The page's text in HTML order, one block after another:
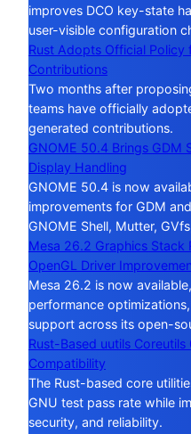
improves DCO key-state
user-visible configuration
Rust Adopts Official Policy
Contributions
Two months after
teams have officially
generated contributions.
GNOME 50.4 Brings GDM
Display Handling
GNOME 50.4 is now
improvements for GDM
GNOME Shell, Mutter,
Mesa 26.2 Graphics Stack
OpenGL Driver
Mesa 26.2 is now
performance
support across its open-
Rust-Based uutils Coreutils
Compatibility
The Rust-based core
GNU test pass rate while
security, and reliability.